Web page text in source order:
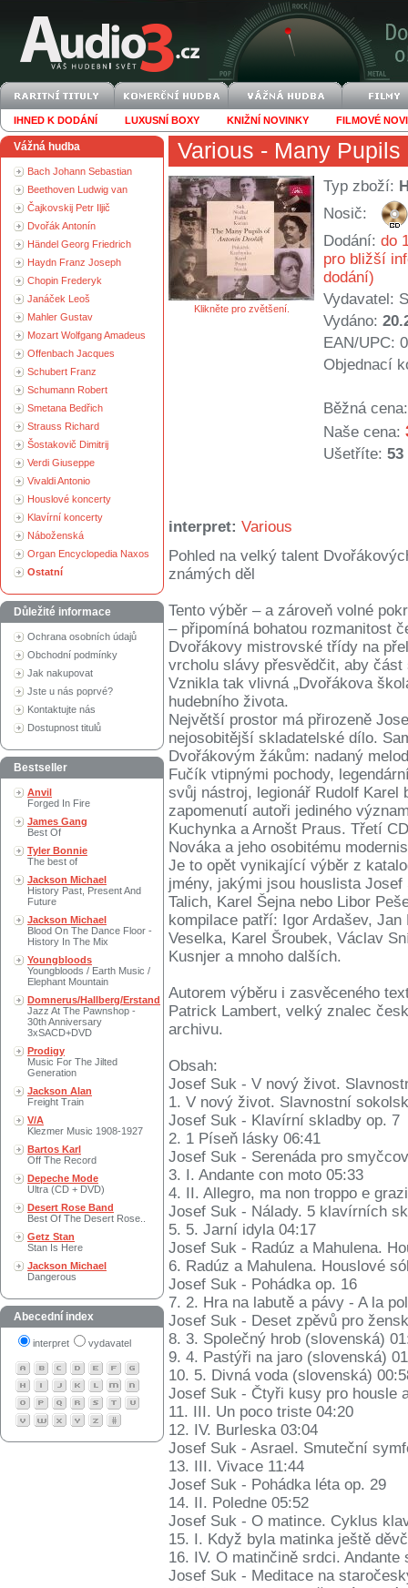
IHNED K DODÁNÍ LUXUSNÍ BOXY KNIŽNÍ NOVINKY FILMOVÉ
Vážná hudba
Bach Johann Sebastian
Beethoven Ludwig van
Čajkovskij Petr Iljič
Dvořák Antonín
Händel Georg Friedrich
Haydn Franz Joseph
Chopin Frederyk
Janáček Leoš
Mahler Gustav
Mozart Wolfgang Amadeus
Offenbach Jacques
Schubert Franz
Schumann Robert
Smetana Bedřich
Strauss Richard
Šostakovič Dimitrij
Verdi Giuseppe
Vivaldi Antonio
Houslové koncerty
Klavírní koncerty
Náboženská
Organ Encyclopedia Naxos
Ostatní
Důležité informace
Ochrana osobních údajů
Obchodní podmínky
Jak nakupovat
Jste u nás poprvé?
Kontaktujte nás
Dostupnost titulů
Bestseller
Anvil
Forged In Fire
James Gang
Best Of
Tyler Bonnie
The best of
Jackson Michael
History Past, Present And
Future
Jackson Michael
Blood On The Dance Floor -
History In The Mix
Youngbloods
Youngbloods / Earth Music /
Elephant Mountain
Domnerus/Hallberg/Erstand
Jazz At The Pawnshop -
30th Anniversary
3xSACD+DVD
Prodigy
Music For The Jilted
Generation
Jackson Alan
Freight Train
V/A
Klezmer Music 1908-1927
Bartos Karl
Off The Record
Depeche Mode
Ultra (CD + DVD)
Desert Rose Band
Best Of The Desert Rose..
Getz Stan
Stan Is Here
Jackson Michael
Dangerous
Abecední index
interpret vydavatel
Various - Many Pupils
Klikněte pro zvětšení.
Typ zboží:
Nosič:
Dodání: do
pro bližší
dodání)
Vydavatel:
Vydáno:
EAN/UPC:
Objednací
Běžná cena:
Naše cena:
Ušetříte: 53
interpret: Various
Pohled na velký talent
známých děl
Tento výběr – a zároveň volné
– připomíná bohatou rozmanitost
Dvořákovy mistrovské třídy na
vrcholu slávy přesvědčit, aby
Vznikla tak vlivná „Dvořákova
hudebního života.
Největší prostor má přirozeně
nejosobitější skladatelské dílo.
Dvořákovým žákům: nadaný
Fučík vtipnými pochody,
svůj nástroj, legionář Rudolf
zapomenutí autoři jediného
Kuchynka a Arnošt Praus. Třetí
Nováka a jeho osobitému
Je to opět vynikající výběr z
jmény, jakými jsou houslista
Talich, Karel Šejna nebo Libor
kompilace patří: Igor Ardašev,
Veselka, Karel Šroubek, Václav
Kusnjer a mnoho dalších.
Autorem výběru i zasvěceného
Patrick Lambert, velký znalec
archivu.
Obsah:
Josef Suk - V nový život.
1. V nový život. Slavnostní
Josef Suk - Klavírní skladby op. 7
2. 1 Píseň lásky 06:41
Josef Suk - Serenáda pro
3. I. Andante con moto 05:33
4. II. Allegro, ma non troppo e
Josef Suk - Nálady. 5 klavírních
5. 5. Jarní idyla 04:17
Josef Suk - Radúz a Mahulena.
6. Radúz a Mahulena. Houslové
Josef Suk - Pohádka op. 16
7. 2. Hra na labutě a pávy - A la
Josef Suk - Deset zpěvů pro
8. 3. Společný hrob (slovenská)
9. 4. Pastýři na jaro (slovenská)
10. 5. Divná voda (slovenská)
Josef Suk - Čtyři kusy pro housle
11. III. Un poco triste 04:20
12. IV. Burleska 03:04
Josef Suk - Asrael. Smuteční
13. III. Vivace 11:44
Josef Suk - Pohádka léta op. 29
14. II. Poledne 05:52
Josef Suk - O matince. Cyklus
15. I. Když byla matinka ještě
16. IV. O matinčině srdci. Andante
Josef Suk - Meditace na